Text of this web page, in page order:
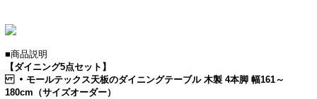
■商品説明
【ダイニング5点セット】
・モールテックス天板のダイニングテーブル 木製 4本脚 幅161～
180cm（サイズオーダー）